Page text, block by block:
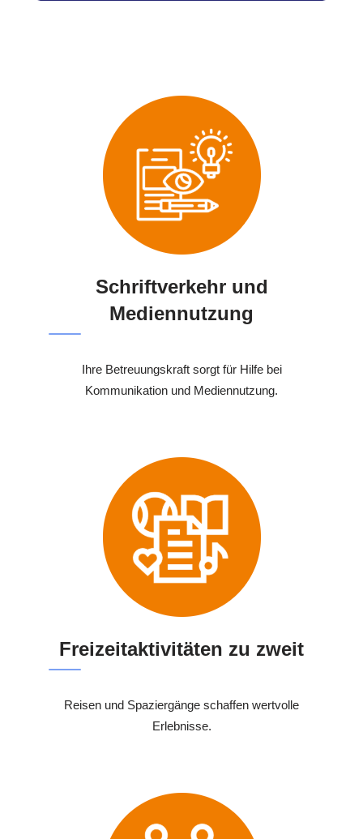
Schriftverkehr und
Mediennutzung
Ihre Betreuungskraft sorgt für Hilfe bei
Kommunikation und Mediennutzung.
Freizeitaktivitäten zu zweit
Reisen und Spaziergänge schaffen wertvolle
Erlebnisse.